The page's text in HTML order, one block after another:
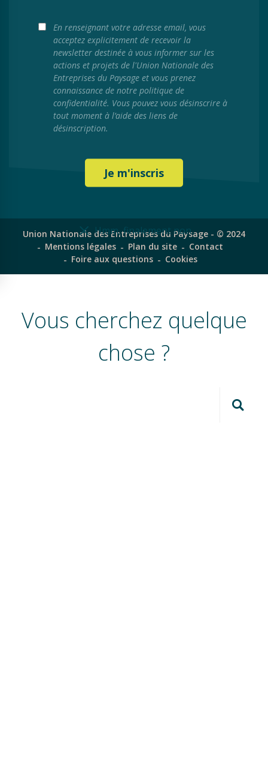
En renseignant votre adresse email, vous
acceptez explicitement de recevoir la
newsletter destinée à vous informer sur les
actions et projets de l'Union Nationale des
Entreprises du Paysage et vous prenez
connaissance de notre politique de
confidentialité. Vous pouvez vous désinscrire à
tout moment à l’aide des liens de
désinscription.
Union Nationale des Entreprises du Paysage - © 2024
Mentions légales
Plan du site
Contact
Foire aux questions
Cookies
Vous cherchez quelque
chose ?
Hmm, finalement non